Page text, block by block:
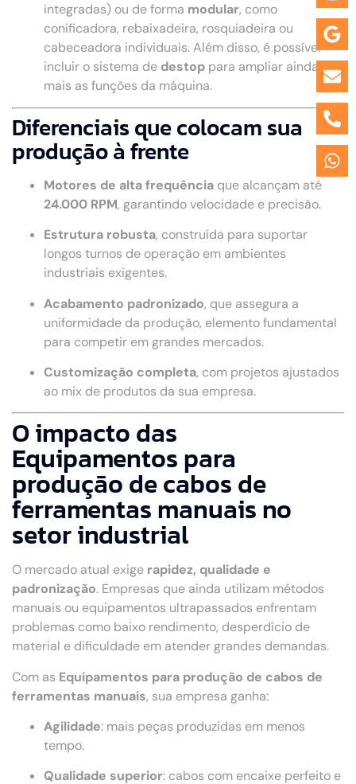
integradas) ou de forma modular, como
conificadora, rebaixadeira, rosquiadeira ou
cabeceadora individuais. Além disso, é possível
incluir o sistema de destop para ampliar ainda
mais as funções da máquina.
Diferenciais que colocam sua
produção à frente
Motores de alta frequência que alcançam até
24.000 RPM, garantindo velocidade e precisão.
Estrutura robusta, construída para suportar
longos turnos de operação em ambientes
industriais exigentes.
Acabamento padronizado, que assegura a
uniformidade da produção, elemento fundamental
para competir em grandes mercados.
Customização completa, com projetos ajustados
ao mix de produtos da sua empresa.
O impacto das
Equipamentos para
produção de cabos de
ferramentas manuais no
setor industrial
O mercado atual exige rapidez, qualidade e
padronização. Empresas que ainda utilizam métodos
manuais ou equipamentos ultrapassados enfrentam
problemas como baixo rendimento, desperdício de
material e dificuldade em atender grandes demandas.
Com as Equipamentos para produção de cabos de
ferramentas manuais, sua empresa ganha:
Agilidade: mais peças produzidas em menos
tempo.
Qualidade superior: cabos com encaixe perfeito e